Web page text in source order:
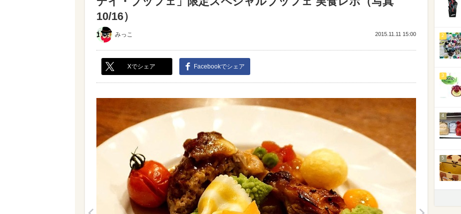
10/16）
みっこ 2015.11.11 15:00
Xでシェア Facebookでシェア
2
3
4
5